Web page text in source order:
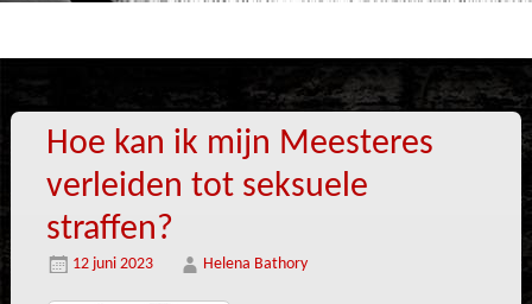
Hoe kan ik mijn Meesteres
verleiden tot seksuele
straffen?
12 juni 2023 Helena Bathory